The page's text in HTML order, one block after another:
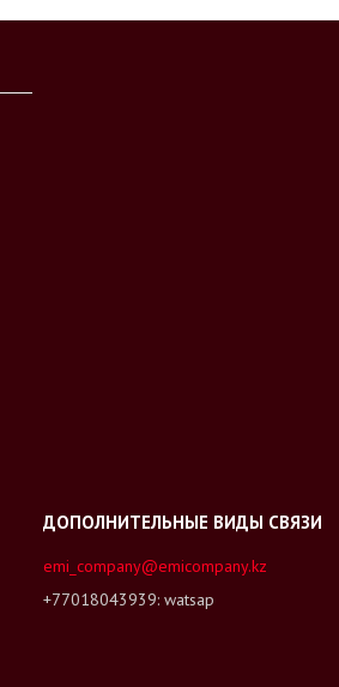
emi_company@emicompany.kz
+77018043939 watsap